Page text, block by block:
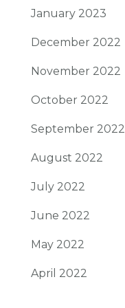
January 2023
December 2022
November 2022
October 2022
September 2022
August 2022
July 2022
June 2022
May 2022
April 2022